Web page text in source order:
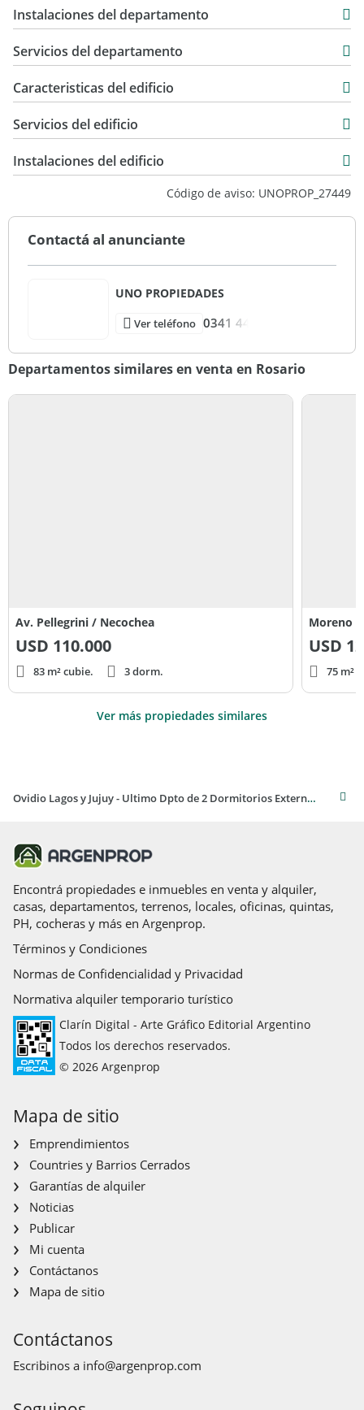
Instalaciones del departamento
Servicios del departamento
Caracteristicas del edificio
1
Vista ciudad
Servicios del edificio
Instalaciones del edificio
Código de aviso: UNOPROP_27449
Contactá al anunciante
UNO PROPIEDADES
Ver teléfono 0341 44
Departamentos similares en venta en Rosario
Av. Pellegrini / Necochea
USD 110.000
83 m² cubie. 3 dorm.
Moreno
USD
75 m²
Ver más propiedades similares
Ovidio Lagos y Jujuy - Ultimo Dpto de 2 Dormitorios Externo. Posibilidad cochera.
Encontrá propiedades e inmuebles en venta y alquiler,
casas, departamentos, terrenos, locales, oficinas, quintas,
PH, cocheras y más en Argenprop.
Términos y Condiciones
Normas de Confidencialidad y Privacidad
Normativa alquiler temporario turístico
Clarín Digital - Arte Gráfico Editorial Argentino
Todos los derechos reservados.
© 2026 Argenprop
Mapa de sitio
Emprendimientos
Countries y Barrios Cerrados
Garantías de alquiler
Noticias
Publicar
Mi cuenta
Contáctanos
Mapa de sitio
Contáctanos
Escribinos a info@argenprop.com